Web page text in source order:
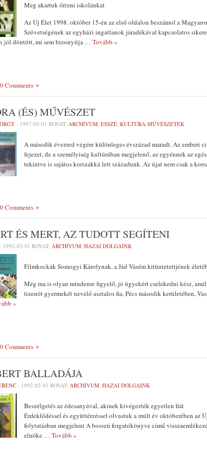
Meg akartuk őrizni iskolánkat
Az Új Élet 1998. október 15-én az első oldalon beszámol a
Szövetségének az egyházi ingatlanok járadékával kapcsolatos
jól döntött, mi sem bizonyítja … Tovább »
0 Comments
(ÉS) MŰVÉSZET
- 1997-03-01 ROVAT: ARCHÍVUM, ESSZÉ, KULTÚRA-MŰVÉSZETEK
A második évezred végére kü­lönleges évszázad maradt. Az emberi
fejezet, de a szemé­lyiség kultúrában megjelenő, az egyén­nek az
tekintve is sajátos korszakká lett századunk. Az újat nem csak a
0 Comments
ÉS MERT, AZ TUDOTT SEGÍTENI
- 1992-03-01 ROVAT: ARCHÍVUM, HAZAI DOLGAINK
Filmkockák Somogyi Károlynak, a Jád Vásém kitüntetettjének
Még ma is olyan mindenre figyelő, jó ügyekért cselekedni kész,
tizenöt gyermekét nevelő asztalos fia, Pécs második kerületében,
»
0 Comments
BALLADÁJA
- 1992-02-01 ROVAT: ARCHÍVUM, HAZAI DOLGAINK
Beszélgetés az édesanyával, akinek kivégezték egyetlen fiát
Érdeklődéssel és együttérzéssel olvastuk a múlt év októberében az
folytatásban megjelent A bosszú forgatókönyve című
elnöke … Tovább »